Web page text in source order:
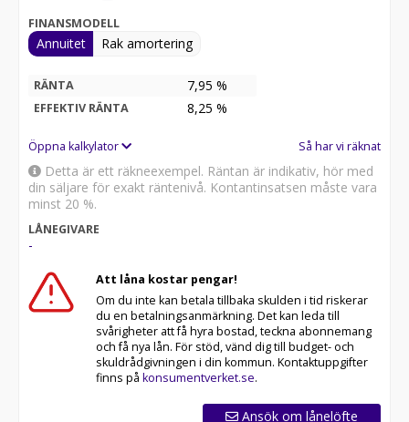
FINANSMODELL
Annuitet Rak amortering
RÄNTA 7,95 %
EFFEKTIV RÄNTA 8,25 %
Öppna kalkylator Så har vi räknat
Detta är ett räkneexempel. Räntan är indikativ, hör med
din säljare för exakt räntenivå. Kontantinsatsen måste vara
minst 20 %.
LÅNEGIVARE
-
Att låna kostar pengar!
Om du inte kan betala tillbaka skulden i tid riskerar
du en betalningsanmärkning. Det kan leda till
svårigheter att få hyra bostad, teckna abonnemang
och få nya lån. För stöd, vänd dig till budget- och
skuldrådgivningen i din kommun. Kontaktuppgifter
finns på konsumentverket.se.
Ansök om lånelöfte